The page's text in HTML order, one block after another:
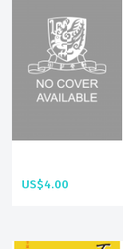
US$4.00